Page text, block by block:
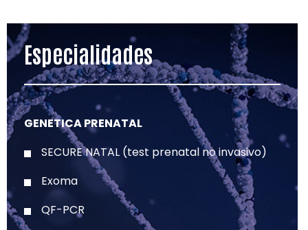
Especialidades
GENETICA PRENATAL
SECURE NATAL (test prenatal no invasivo)
Exoma
QF-PCR